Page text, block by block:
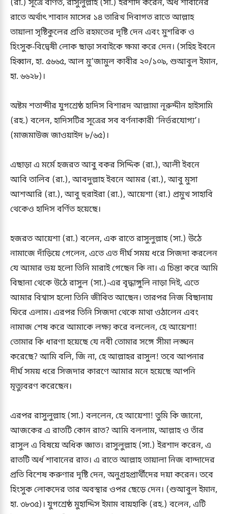
(রা.) সূত্রে বর্ণিত, রাসুলুল্লাহ (সা.) ইরশাদ করেন, অর্ধ শাবানের
রাতে অর্থাৎ শাবান মাসের ১৪ তারিখ দিবাগত রাতে আল্লাহ
তায়ালা সৃষ্টিকুলের প্রতি রহমতের দৃষ্টি দেন এবং মুশরিক ও
হিংসুক-বিদ্বেষী লোক ছাড়া সবাইকে ক্ষমা করে দেন। (সহিহ ইবনে
হিব্বান, হা. ৫৬৬৫, আল মু’জামুল কাবীর ২০/১০৯, শুআবুল ইমান,
হা. ৬৬২৮)।
অষ্টম শতাব্দীর যুগশ্রেষ্ঠ হাদিস বিশারদ আল্লামা নূরুদ্দীন হাইসামি
(রহ.) বলেন, হাদিসটির সূত্রের সব বর্ণনাকারী ‘নির্ভরযোগ্য’।
(মাজমাউজ জাওয়াইদ ৮/৬৫)।
এছাড়া এ মর্মে হজরত আবু বকর সিদ্দিক (রা.), আলী ইবনে
আবি তালিব (রা.), আবদুল্লাহ ইবনে আমর (রা.), আবু মুসা
আশআরি (রা.), আবু হুরাইরা (রা.), আয়েশা (রা.) প্রমুখ সাহাবি
থেকেও হাদিস বর্ণিত হয়েছে।
হজরত আয়েশা (রা.) বলেন, এক রাতে রাসুলুল্লাহ (সা.) উঠে
নামাজে দাঁড়িয়ে গেলেন, এতে এত দীর্ঘ সময় ধরে সিজদা করলেন
যে আমার ভয় হলো তিনি মারাই গেছেন কি না। এ চিন্তা করে আমি
বিছানা থেকে উঠে রাসুল (সা.)-এর বৃদ্ধাঙ্গুলি নাড়া দিই, এতে
আমার বিশ্বাস হলো তিনি জীবিত আছেন। তারপর নিজ বিছানায়
ফিরে এলাম। এরপর তিনি সিজদা থেকে মাথা ওঠালেন এবং
নামাজ শেষ করে আমাকে লক্ষ্য করে বললেন, হে আয়েশা!
তোমার কি ধারণা হয়েছে যে নবী তোমার সঙ্গে সীমা লঙ্ঘন
করেছে? আমি বলি, জি না, হে আল্লাহর রাসুল! তবে আপনার
দীর্ঘ সময় ধরে সিজদার কারণে আমার মনে হয়েছে আপনি
মৃত্যুবরণ করেছেন।
এরপর রাসুলুল্লাহ (সা.) বললেন, হে আয়েশা! তুমি কি জানো,
আজকের এ রাতটি কোন রাত? আমি বললাম, আল্লাহ ও তাঁর
রাসুল এ বিষয়ে অধিক জ্ঞাত। রাসুলুল্লাহ (সা.) ইরশাদ করেন, এ
রাতটি অর্ধ শাবানের রাত। এ রাতে আল্লাহ তায়ালা নিজ বান্দাদের
প্রতি বিশেষ করুণার দৃষ্টি দেন, অনুগ্রহপ্রার্থীদের দয়া করেন। তবে
হিংসুক লোকদের তার অবস্থার ওপর ছেড়ে দেন। (শুআবুল ইমান,
হা. ৩৮৩৫)। যুগশ্রেষ্ঠ মুহাদ্দিস ইমাম বায়হাকি (রহ.) বলেন, এটি